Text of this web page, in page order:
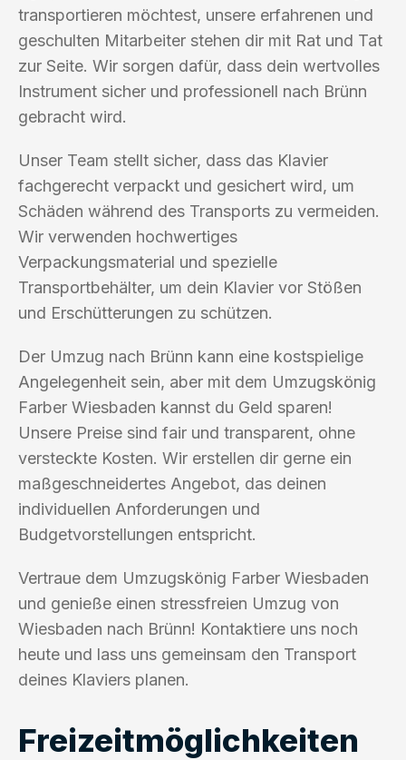
transportieren möchtest, unsere erfahrenen und
geschulten Mitarbeiter stehen dir mit Rat und Tat
zur Seite. Wir sorgen dafür, dass dein wertvolles
Instrument sicher und professionell nach Brünn
gebracht wird.
Unser Team stellt sicher, dass das Klavier
fachgerecht verpackt und gesichert wird, um
Schäden während des Transports zu vermeiden.
Wir verwenden hochwertiges
Verpackungsmaterial und spezielle
Transportbehälter, um dein Klavier vor Stößen
und Erschütterungen zu schützen.
Der Umzug nach Brünn kann eine kostspielige
Angelegenheit sein, aber mit dem Umzugskönig
Farber Wiesbaden kannst du Geld sparen!
Unsere Preise sind fair und transparent, ohne
versteckte Kosten. Wir erstellen dir gerne ein
maßgeschneidertes Angebot, das deinen
individuellen Anforderungen und
Budgetvorstellungen entspricht.
Vertraue dem Umzugskönig Farber Wiesbaden
und genieße einen stressfreien Umzug von
Wiesbaden nach Brünn! Kontaktiere uns noch
heute und lass uns gemeinsam den Transport
deines Klaviers planen.
Freizeitmöglichkeiten